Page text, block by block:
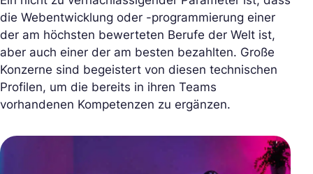
die Webentwicklung oder -programmierung einer
der am höchsten bewerteten Berufe der Welt ist,
aber auch einer der am besten bezahlten. Große
Konzerne sind begeistert von diesen technischen
Profilen, um die bereits in ihren Teams
vorhandenen Kompetenzen zu ergänzen.